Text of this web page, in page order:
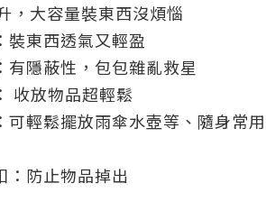
，大容量裝東西沒煩惱
東西透氣又輕盈
隱蔽性，包包雜亂救星
收放物品超輕鬆
輕鬆擺放雨傘水壺等、隨身常用
防止物品掉出